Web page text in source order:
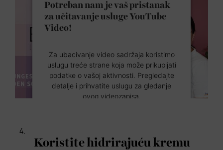
Potreban nam je vaš pristanak
za učitavanje usluge YouTube
Video!
Za ubacivanje video sadržaja koristimo
uslugu treće strane koja može prikupljati
podatke o vašoj aktivnosti. Pregledajte
detalje i prihvatite uslugu za gledanje
ovog videozapisa.
Koristite hidrirajuću kremu